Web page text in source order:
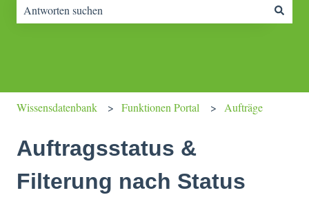
Wissensdatenbank Funktionen Portal Aufträge
Auftragsstatus &
Filterung nach Status